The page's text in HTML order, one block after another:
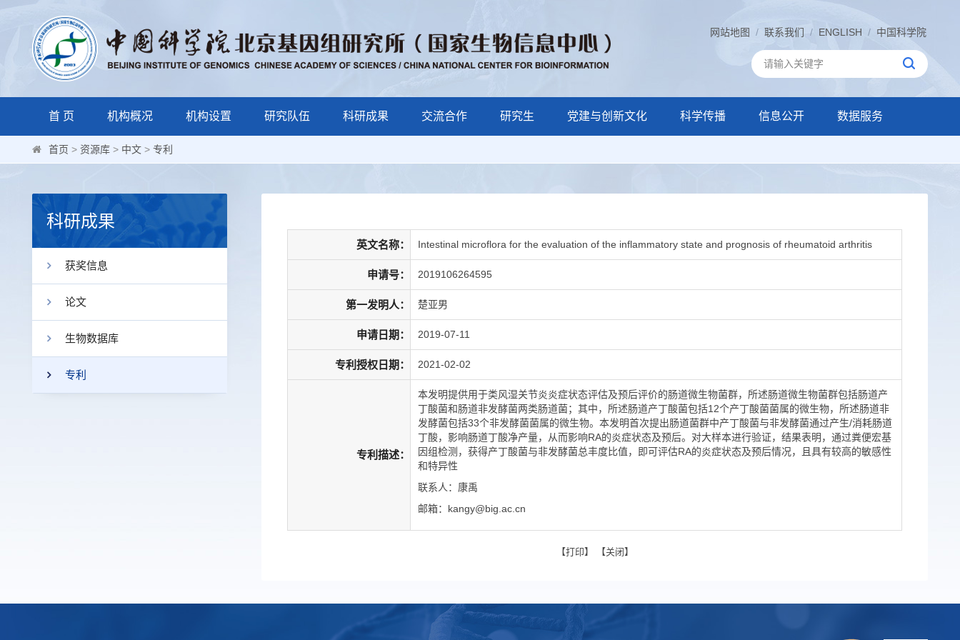
网站地图 / 联系我们 / ENGLISH / 中国科学院
首 页 机构概况 机构设置 研究队伍 科研成果 交流合作 研究生 党建与创新文化 科学传播 信息公开 数据服务
首页 > 资源库 > 中文 > 专利
科研成果
获奖信息
论文
生物数据库
专利
英文名称： Intestinal microflora for the evaluation of the inflammatory state and prognosis of rheumatoid arthritis
申请号： 2019106264595
第一发明人： 楚亚男
申请日期： 2019-07-11
专利授权日期： 2021-02-02
专利描述：
本发明提供用于类风湿关节炎炎症状态评估及预后评价的肠道微生物菌群，所述肠道微生物菌群包括肠道产
丁酸菌和肠道非发酵菌两类肠道菌；其中，所述肠道产丁酸菌包括12个产丁酸菌菌属的微生物，所述肠道非
发酵菌包括33个非发酵菌菌属的微生物。本发明首次提出肠道菌群中产丁酸菌与非发酵菌通过产生/消耗肠道
丁酸，影响肠道丁酸净产量，从而影响RA的炎症状态及预后。对大样本进行验证，结果表明，通过粪便宏基
因组检测，获得产丁酸菌与非发酵菌总丰度比值，即可评估RA的炎症状态及预后情况，且具有较高的敏感性
和特异性
联系人：康禹
邮箱： kangy@big.ac.cn
【打印】 【关闭 】